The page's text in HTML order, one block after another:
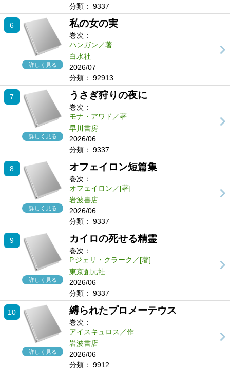
分類：
9337
6
詳しく見る
私の女の実
巻次：
ハンガン／著
白水社
2026/07
分類：
92913
7
詳しく見る
うさぎ狩りの夜に
巻次：
モナ・アワド／著
早川書房
2026/06
分類：
9337
8
詳しく見る
オフェイロン短篇集
巻次：
オフェイロン／[著]
岩波書店
2026/06
分類：
9337
9
詳しく見る
カイロの死せる精霊
巻次：
P.ジェリ・クラーク／[著]
東京創元社
2026/06
分類：
9337
10
詳しく見る
縛られたプロメーテウス
巻次：
アイスキュロス／作
岩波書店
2026/06
分類：
9912